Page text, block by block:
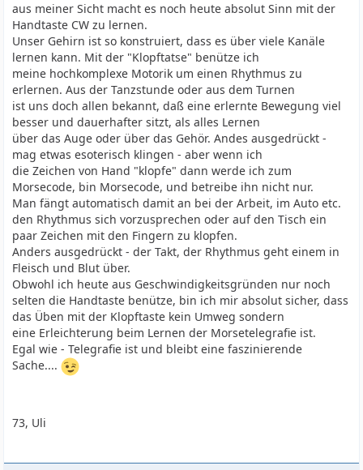
aus meiner Sicht macht es noch heute absolut Sinn mit der
Handtaste CW zu lernen.
Unser Gehirn ist so konstruiert, dass es über viele Kanäle
lernen kann. Mit der "Klopftatse" benütze ich
meine hochkomplexe Motorik um einen Rhythmus zu
erlernen. Aus der Tanzstunde oder aus dem Turnen
ist uns doch allen bekannt, daß eine erlernte Bewegung viel
besser und dauerhafter sitzt, als alles Lernen
über das Auge oder über das Gehör. Andes ausgedrückt -
mag etwas esoterisch klingen - aber wenn ich
die Zeichen von Hand "klopfe" dann werde ich zum
Morsecode, bin Morsecode, und betreibe ihn nicht nur.
Man fängt automatisch damit an bei der Arbeit, im Auto etc.
den Rhythmus sich vorzusprechen oder auf den Tisch ein
paar Zeichen mit den Fingern zu klopfen.
Anders ausgedrückt - der Takt, der Rhythmus geht einem in
Fleisch und Blut über.
Obwohl ich heute aus Geschwindigkeitsgründen nur noch
selten die Handtaste benütze, bin ich mir absolut sicher, dass
das Üben mit der Klopftaste kein Umweg sondern
eine Erleichterung beim Lernen der Morsetelegrafie ist.
Egal wie - Telegrafie ist und bleibt eine faszinierende
Sache....
73, Uli